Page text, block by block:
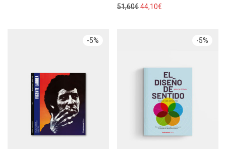
51,60€44,10€
-5% -5%